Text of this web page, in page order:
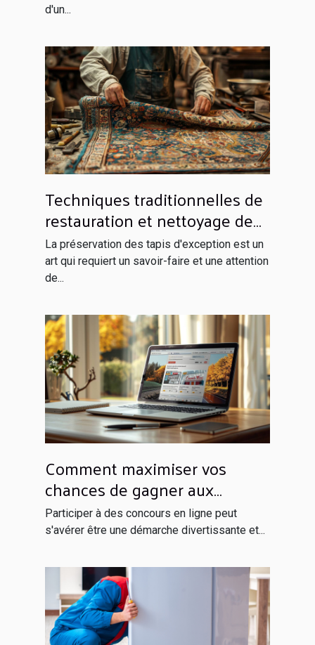
d'un...
Techniques traditionnelles de
restauration et nettoyage de
tapis d'exception
La préservation des tapis d'exception est un
art qui requiert un savoir-faire et une attention
de...
Comment maximiser vos
chances de gagner aux
concours en ligne
Participer à des concours en ligne peut
s'avérer être une démarche divertissante et...